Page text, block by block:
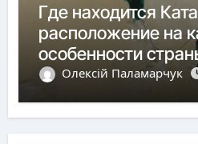
Где находится
расположение на
особенности
Олексій Паламарчук